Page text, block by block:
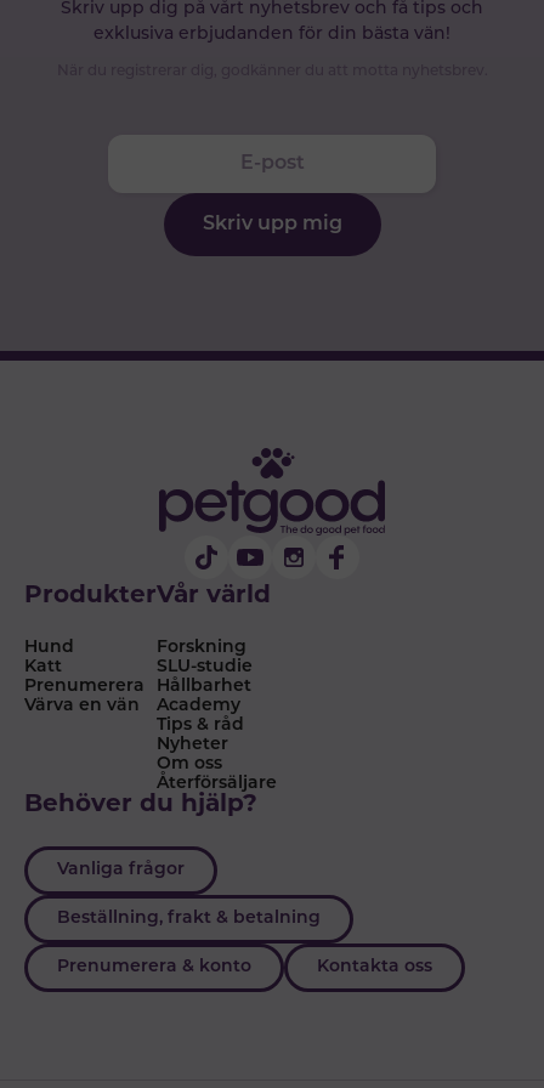
Skriv upp dig på vårt nyhetsbrev och få tips och
exklusiva erbjudanden för din bästa vän!
Skriv upp mig
Produkter
Hund
Katt
Prenumerera
Värva en vän
Vår värld
Forskning
SLU-studie
Hållbarhet
Academy
Tips & råd
Nyheter
Om oss
Återförsäljare
Behöver du hjälp?
Vanliga frågor
Beställning, frakt & betalning
Prenumerera & konto Kontakta oss